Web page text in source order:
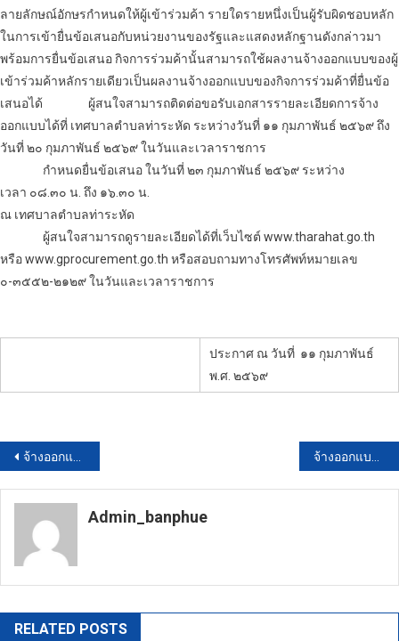
ลายลักษณ์อักษรกำหนดให้ผู้เข้าร่วมค้า รายใดรายหนึ่งเป็นผู้รับผิดชอบหลัก
ในการเข้ายื่นข้อเสนอกับหน่วยงานของรัฐและแสดงหลักฐานดังกล่าวมา
พร้อมการยื่นข้อเสนอ กิจการร่วมค้านั้นสามารถใช้ผลงานจ้างออกแบบของผู้
เข้าร่วมค้าหลักรายเดียวเป็นผลงานจ้างออกแบบของกิจการร่วมค้าที่ยื่นข้อ
เสนอได้
ผู้สนใจสามารถติดต่อขอรับเอกสารรายละเอียดการจ้าง
ออกแบบได้ที่ เทศบาลตำบลท่าระหัด ระหว่างวันที่ ๑๑ กุมภาพันธ์ ๒๕๖๙ ถึง
วันที่ ๒๐ กุมภาพันธ์ ๒๕๖๙ ในวันและเวลาราชการ
กำหนดยื่นข้อเสนอ ในวันที่ ๒๓ กุมภาพันธ์ ๒๕๖๙ ระหว่าง
เวลา ๐๘.๓๐ น. ถึง ๑๖.๓๐ น.
ณ เทศบาลตำบลท่าระหัด
ผู้สนใจสามารถดูรายละเอียดได้ที่เว็บไซต์ www.tharahat.go.th
หรือ www.gprocurement.go.th หรือสอบถามทางโทรศัพท์หมายเลข
๐-๓๕๕๒-๒๑๒๙ ในวันและเวลาราชการ
ประกาศ ณ วันที่ ๑๑ กุมภาพันธ์
พ.ศ. ๒๕๖๙
แนะแนว
เรื่อง
จ้างออกแบบอาคารโครงการก่อสร้างอาคารสำนักงานเทศบาลตำบลละหานทราย 3 ชั้น เทศบาลตำบลละหานทราย อำเภอละหานทราย จังหวัดบุรีรัมย์ โดยวิธีประกาศเชิญชวนทั่วไป
Admin_banphue
RELATED POSTS